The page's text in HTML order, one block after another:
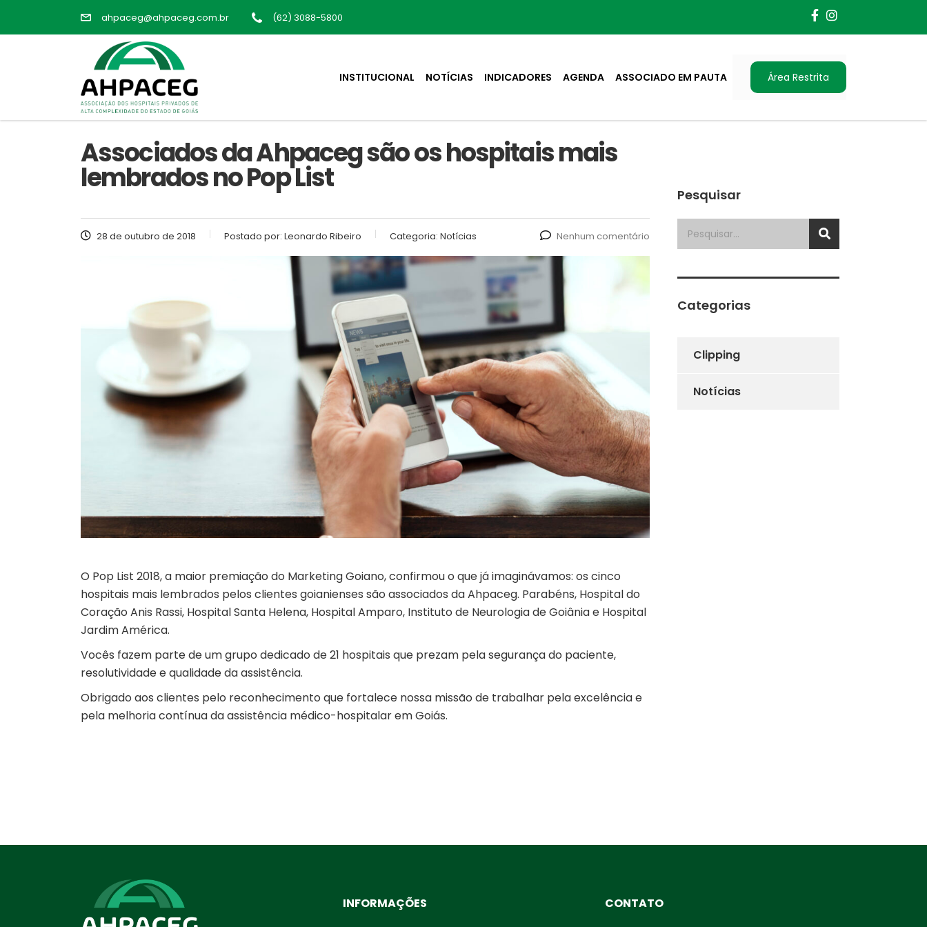
ahpaceg@ahpaceg.com.br (62) 3088-5800
INSTITUCIONAL NOTÍCIAS INDICADORES AGENDA ASSOCIADO EM PAUTA Área Restrita
Associados da Ahpaceg são os hospitais mais
lembrados no Pop List
28 de outubro de 2018 Postado por: Leonardo Ribeiro Categoria: Notícias Nenhum comentário
O Pop List 2018, a maior premiação do Marketing Goiano, confirmou o que já imaginávamos: os cinco
hospitais mais lembrados pelos clientes goianienses são associados da Ahpaceg. Parabéns, Hospital do
Coração Anis Rassi, Hospital Santa Helena, Hospital Amparo, Instituto de Neurologia de Goiânia e Hospital
Jardim América.
Vocês fazem parte de um grupo dedicado de 21 hospitais que prezam pela segurança do paciente,
resolutividade e qualidade da assistência.
Obrigado aos clientes pelo reconhecimento que fortalece nossa missão de trabalhar pela excelência e
pela melhoria contínua da assistência médico-hospitalar em Goiás.
Pesquisar
Categorias
Clipping
Notícias
INFORMAÇÕES CONTATO